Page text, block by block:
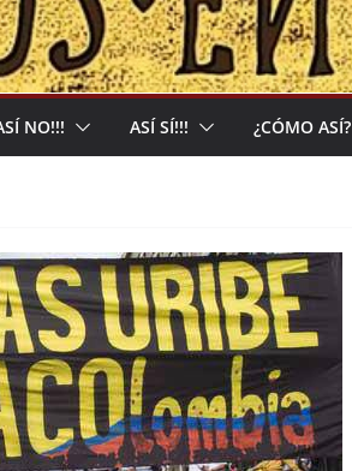
NO!!! ASÍ SÍ!!! ¿CÓMO ASÍ?